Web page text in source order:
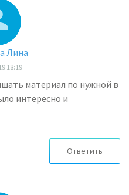
Лина
18:19
материал по нужной в
интересно и
Ответить